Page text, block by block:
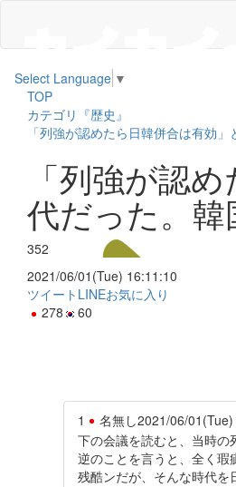
Select Language ▼
TOP
カテゴリ『歴史』
「列強が認めたら日韓併合は有効
「列強が認
代だった。韓
352
2021/06/01(Tue) 16:11:10
ツイート LINEお気に入り
278
60
1
名無し2021/06/
下の会議を読むと、当時の
逆のことを言うと、全く瑕
残酷ンだが、そんな時代